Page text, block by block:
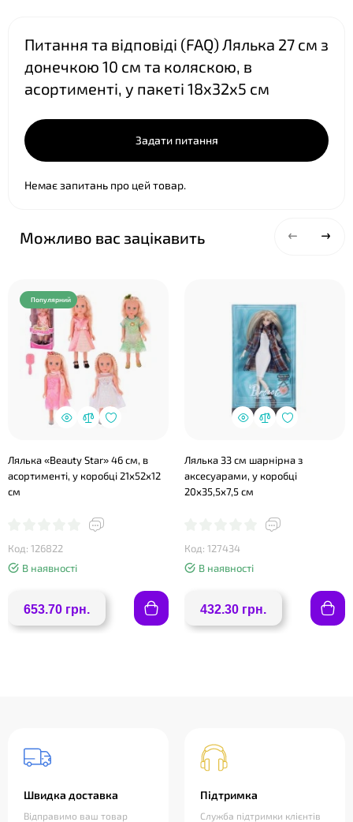
Питання та відповіді (FAQ) Лялька 27 см з
донечкою 10 см та коляскою, в
асортименті, у пакеті 18х32х5 см
Задати питання
Немає запитань про цей товар.
Можливо вас зацікавить
Популярний
Лялька «Beauty Star» 46 см, в
асортименті, у коробці 21х52х12
см
Код: 126822
В наявності
653.70 грн.
Лялька 33 см шарнірна з
аксесуарами, у коробці
20х35,5х7,5 см
Код: 127434
В наявності
432.30 грн.
Швидка доставка
Відправимо ваш товар
Підтримка
Служба підтримки клієнтів